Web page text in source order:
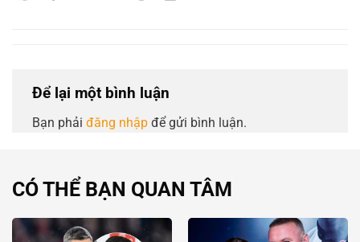
Để lại một bình luận
Bạn phải đăng nhập để gửi bình luận.
CÓ THỂ BẠN QUAN TÂM